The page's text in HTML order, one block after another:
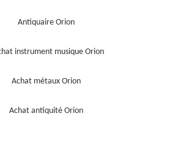
Antiquaire Orion
instrument musique Orion
Achat métaux Orion
Achat antiquité Orion